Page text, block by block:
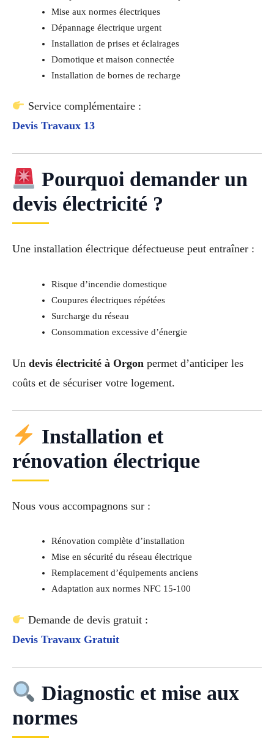
Mise aux normes électriques
Dépannage électrique urgent
Installation de prises et éclairages
Domotique et maison connectée
Installation de bornes de recharge
Service complémentaire :
Devis Travaux 13
Pourquoi demander un
devis électricité ?
Une installation électrique défectueuse peut entraîner :
Risque d’incendie domestique
Coupures électriques répétées
Surcharge du réseau
Consommation excessive d’énergie
Un devis électricité à Orgon permet d’anticiper les
coûts et de sécuriser votre logement.
Installation et
rénovation électrique
Nous vous accompagnons sur :
Rénovation complète d’installation
Mise en sécurité du réseau électrique
Remplacement d’équipements anciens
Adaptation aux normes NFC 15-100
Demande de devis gratuit :
Devis Travaux Gratuit
Diagnostic et mise aux
normes